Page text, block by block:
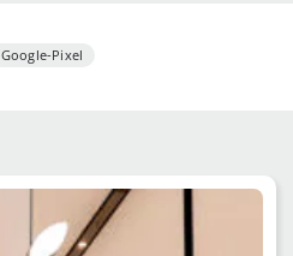
Google-Pixel